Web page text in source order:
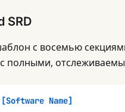
SRD
с восемью
полными,
Name]